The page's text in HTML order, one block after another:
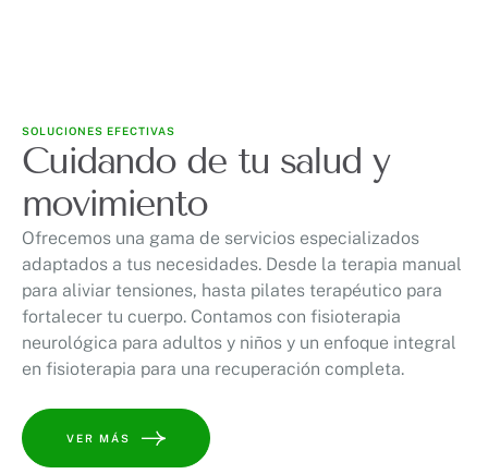
SOLUCIONES EFECTIVAS
Cuidando de tu salud y
movimiento
Ofrecemos una gama de servicios especializados
adaptados a tus necesidades. Desde la terapia manual
para aliviar tensiones, hasta pilates terapéutico para
fortalecer tu cuerpo. Contamos con fisioterapia
neurológica para adultos y niños y un enfoque integral
en fisioterapia para una recuperación completa.
VER MÁS